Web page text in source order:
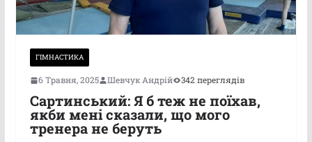
ГІМНАСТИКА
6 Травня, 2025 Шевчук Андрій 342 переглядів
Сартинський: Я б теж не поїхав,
якби мені сказали, що мого
тренера не беруть